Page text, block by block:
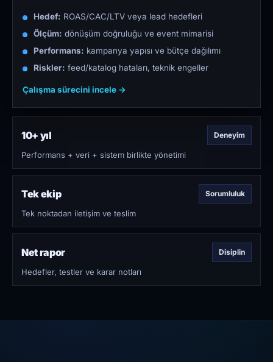
Hedef: ROAS/CAC/LTV veya lead hedefleri
Ölçüm: dönüşüm doğruluğu ve event mimarisi
Performans: kampanya yapısı ve bütçe dağılımı
Riskler: feed/katalog hataları, teknik engeller
Çalışma sürecini incele →
10+ yıl Deneyim
Performans + veri + sistem birlikte yönetimi
Tek ekip Sorumluluk
Tek noktadan iletişim ve teslim
Net rapor Disiplin
Hedefler, testler ve karar notları